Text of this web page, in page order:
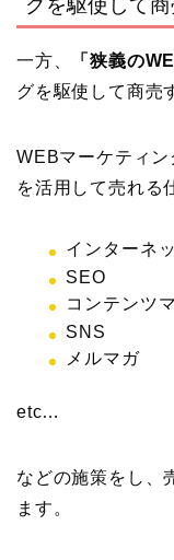
グを駆使して商
一方、 「狭義の
グを駆使して商売
WEBマーケティ
を活用して売れる
インターネ
SEO
コンテンツ
SNS
メルマガ
etc…
などの施策をし、
ます。